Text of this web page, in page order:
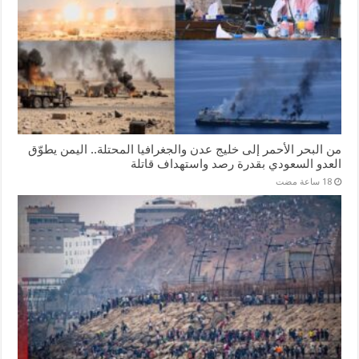
من البحر الأحمر إلى خليج عدن والجغرافيا المحتلة.. اليمن يطوّق
العدو السعودي بقدرة رصد واستهداف قاتلة
‏18 ساعة مضت